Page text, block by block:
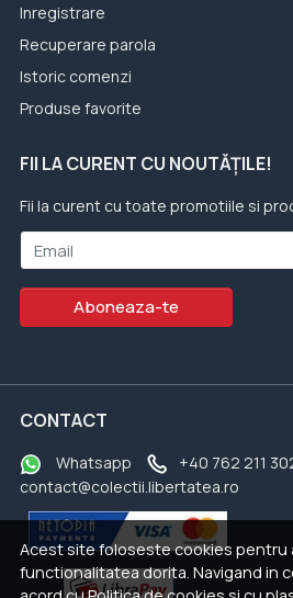
Acest site foloseste cookies pentru
functionalitatea dorita. Navigand in
Inregistrare
Recuperare parola
Istoric comenzi
Produse favorite
FII LA CURENT CU NOUTĂȚILE!
Fii la curent cu toate promotiile si
Email
Aboneaza-te
CONTACT
Whatsapp
+40 762 211
contact@colectii.libertatea.ro